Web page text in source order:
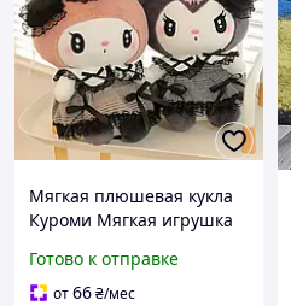
Мягкая плюшевая кукла
Куроми Мягкая игрушка
плюшевая кукла Куроми
Плюшевые игрушки
Готово к отправке
от66₴/мес